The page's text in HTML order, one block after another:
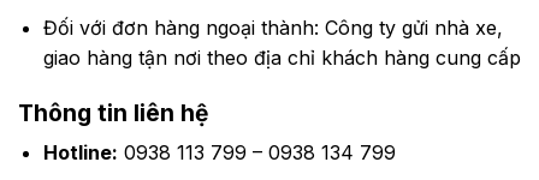
Đối với đơn hàng ngoại thành: Công ty gửi nhà xe,
giao hàng tận nơi theo địa chỉ khách hàng cung cấp
Thông tin liên hệ
Hotline: 0938 113 799 – 0938 134 799